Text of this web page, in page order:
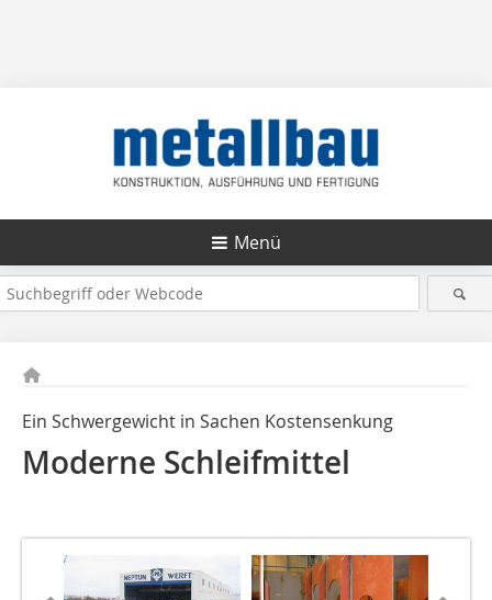
Menü
Ein Schwergewicht in Sachen Kostensenkung
Moderne Schleifmittel